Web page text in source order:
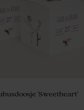
'Sweetheart'